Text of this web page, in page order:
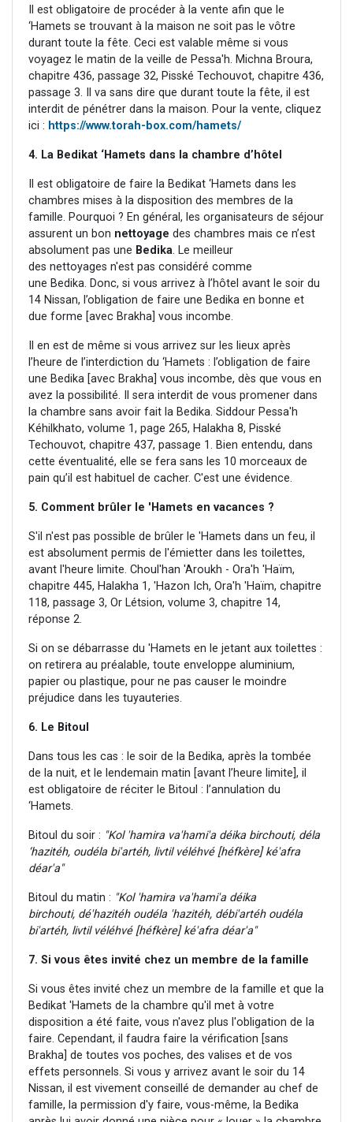
Il est obligatoire de procéder à la vente afin que le
‘Hamets se trouvant à la maison ne soit pas le vôtre
durant toute la fête. Ceci est valable même si vous
voyagez le matin de la veille de Pessa'h. Michna Broura,
chapitre 436, passage 32, Pisské Techouvot, chapitre 436,
passage 3. Il va sans dire que durant toute la fête, il est
interdit de pénétrer dans la maison. Pour la vente, cliquez
ici : https://www.torah-box.com/hamets/
4. La Bedikat ‘Hamets dans la chambre d’hôtel
Il est obligatoire de faire la Bedikat ‘Hamets dans les
chambres mises à la disposition des membres de la
famille. Pourquoi ? En général, les organisateurs de séjour
assurent un bon nettoyage des chambres mais ce n’est
absolument pas une Bedika. Le meilleur
des nettoyages n'est pas considéré comme
une Bedika. Donc, si vous arrivez à l’hôtel avant le soir du
14 Nissan, l’obligation de faire une Bedika en bonne et
due forme [avec Brakha] vous incombe.
Il en est de même si vous arrivez sur les lieux après
l’heure de l’interdiction du ‘Hamets : l’obligation de faire
une Bedika [avec Brakha] vous incombe, dès que vous en
avez la possibilité. Il sera interdit de vous promener dans
la chambre sans avoir fait la Bedika. Siddour Pessa'h
Kéhilkhato, volume 1, page 265, Halakha 8, Pisské
Techouvot, chapitre 437, passage 1. Bien entendu, dans
cette éventualité, elle se fera sans les 10 morceaux de
pain qu’il est habituel de cacher. C'est une évidence.
5. Comment brûler le 'Hamets en vacances ?
S'il n'est pas possible de brûler le 'Hamets dans un feu, il
est absolument permis de l'émietter dans les toilettes,
avant l'heure limite. Choul'han 'Aroukh - Ora'h 'Haïm,
chapitre 445, Halakha 1, 'Hazon Ich, Ora'h 'Haïm, chapitre
118, passage 3, Or Létsion, volume 3, chapitre 14,
réponse 2.
Si on se débarrasse du 'Hamets en le jetant aux toilettes :
on retirera au préalable, toute enveloppe aluminium,
papier ou plastique, pour ne pas causer le moindre
préjudice dans les tuyauteries.
6. Le Bitoul
Dans tous les cas : le soir de la Bedika, après la tombée
de la nuit, et le lendemain matin [avant l’heure limite], il
est obligatoire de réciter le Bitoul : l’annulation du
‘Hamets.
Bitoul du soir : "Kol 'hamira va'hami'a déika birchouti, déla
‘hazitéh, oudéla bi'artéh, livtil véléhvé [héfkère] ké'afra
déar'a"
Bitoul du matin : "Kol 'hamira va'hami'a déika
birchouti, dé'hazitéh oudéla 'hazitéh, débi'artéh oudéla
bi'artéh, livtil véléhvé [héfkère] ké'afra déar'a"
7. Si vous êtes invité chez un membre de la famille
Si vous êtes invité chez un membre de la famille et que la
Bedikat 'Hamets de la chambre qu'il met à votre
disposition a été faite, vous n'avez plus l'obligation de la
faire. Cependant, il faudra faire la vérification [sans
Brakha] de toutes vos poches, des valises et de vos
effets personnels. Si vous y arrivez avant le soir du 14
Nissan, il est vivement conseillé de demander au chef de
famille, la permission d'y faire, vous-même, la Bedika